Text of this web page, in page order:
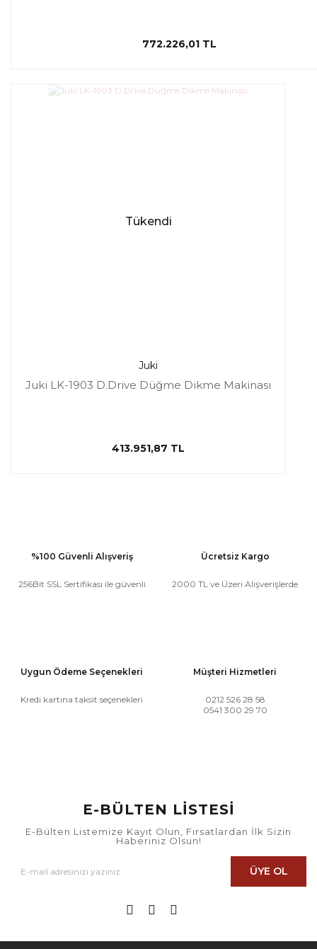
772.226,01 TL
Tükendi
Juki
Juki LK-1903 D.Drive Düğme Dikme Makinası
413.951,87 TL
%100 Güvenli Alışveriş
256Bit SSL Sertifikası ile güvenli
Ücretsiz Kargo
2000 TL ve Üzeri Alışverişlerde
Uygun Ödeme Seçenekleri
Kredi kartına taksit seçenekleri
Müşteri Hizmetleri
0212 526 28 58
0541 300 29 70
E-BÜLTEN LİSTESİ
E-Bülten Listemize Kayıt Olun, Fırsatlardan İlk Sizin
Haberiniz Olsun!
ÜYE OL